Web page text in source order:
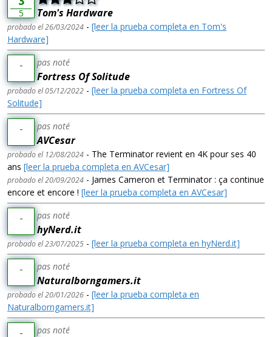
5 Tom's Hardware
probado el 26/03/2024 - [leer la prueba completa en Tom's
Hardware]
- pas noté
Fortress Of Solitude
probado el 05/12/2022 - [leer la prueba completa en Fortress Of
Solitude]
- pas noté
AVCesar
probado el 12/08/2024 - The Terminator revient en 4K pour ses 40
ans [leer la prueba completa en AVCesar]
probado el 20/09/2024 - James Cameron et Terminator : ça continue
encore et encore ! [leer la prueba completa en AVCesar]
- pas noté
hyNerd.it
probado el 23/07/2025 - [leer la prueba completa en hyNerd.it]
- pas noté
Naturalborngamers.it
probado el 20/01/2026 - [leer la prueba completa en
Naturalborngamers.it]
- pas noté